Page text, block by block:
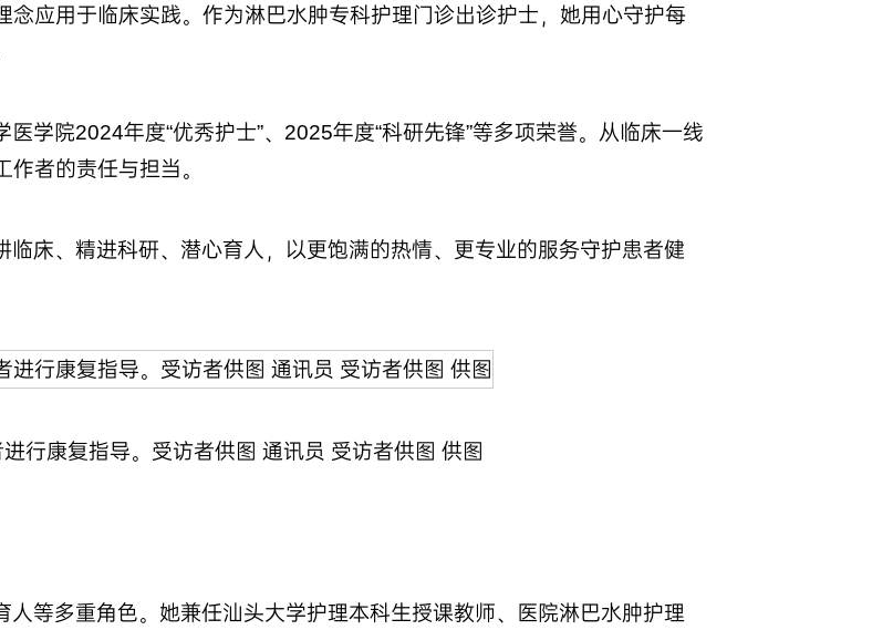
念应用于临床实践。作为淋巴水肿专科护理门诊出诊护士，她用心守护每
学院2024年度“优秀护士”、2025年度“科研先锋”等多项荣誉。从临床一线
者的责任与担当。
床、精进科研、潜心育人，以更饱满的热情、更专业的服务守护患者健
行康复指导。受访者供图 通讯员 受访者供图 供图
等多重角色。她兼任汕头大学护理本科生授课教师、医院淋巴水肿护理